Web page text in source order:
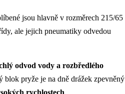
jsou hlavně v rozměrech 215/65
ale jejich pneumatiky odvedou
odvod vody a rozbředlého
blok pryže je na dně drážek zpevněný
rychlostech